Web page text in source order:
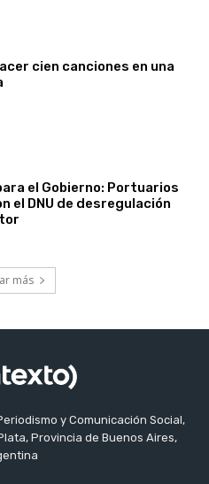
cien canciones en una
el Gobierno: Portuarios
el DNU de desregulación
más
y Comunicación Social,
Provincia de Buenos Aires,